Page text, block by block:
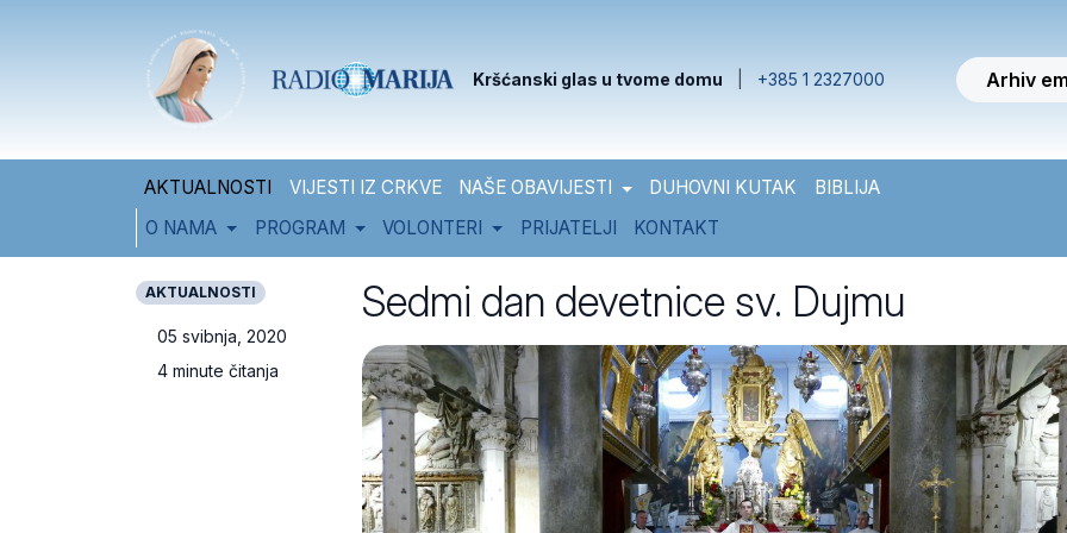
Kršćanski glas u tvome domu +385 1 2327000 Arhiv
AKTUALNOSTI VIJESTI IZ CRKVE NAŠE OBAVIJESTI DUHOVNI KUTAK
BIBLIJA
O NAMA
PROGRAM VOLONTERI PRIJATELJI KONTAKT
AKTUALNOSTI
05 svibnja, 2020
4 minute čitanja
Sedmi dan devetnice sv. Dujmu